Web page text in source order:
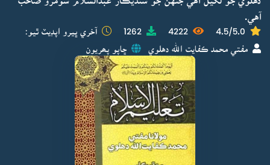
آهي.
4.5/5.0
4222
1262 آخري ڀيرو اپڊيٽ ٿيو:
مفتي محمد ڪفايت الله دهلوي ڇاپو پھريون